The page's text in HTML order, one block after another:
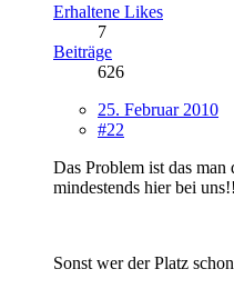
Erhaltene Likes
7
Beiträge
626
25. Februar 2010
#22
Das Problem ist das man
mindestends hier bei uns!!
Sonst wer der Platz